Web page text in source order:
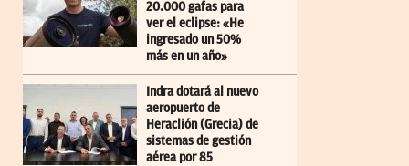
20.000 gafas para
ver el eclipse: «He
ingresado un 50%
más en un año»
Indra dotará al nuevo
aeropuerto de
Heraclión (Grecia) de
sistemas de gestión
aérea por 85